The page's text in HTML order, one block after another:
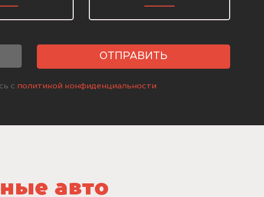
ОТПРАВИТЬ
с политикой конфиденциальности
авто